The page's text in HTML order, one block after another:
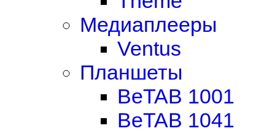
Медиаплееры
Ventus
Планшеты
BeTAB 1001
BeTAB 1041